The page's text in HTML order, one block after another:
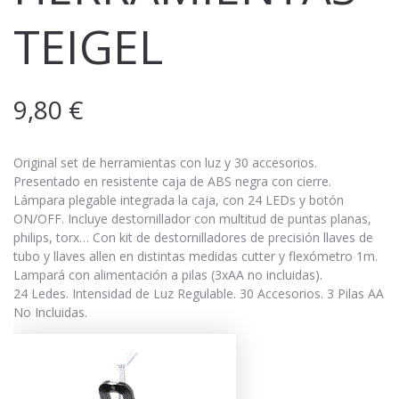
TEIGEL
9,80 €
Original set de herramientas con luz y 30 accesorios.
Presentado en resistente caja de ABS negra con cierre.
Lámpara plegable integrada la caja, con 24 LEDs y botón
ON/OFF. Incluye destornillador con multitud de puntas planas,
philips, torx… Con kit de destornilladores de precisión llaves de
tubo y llaves allen en distintas medidas cutter y flexómetro 1m.
Lampará con alimentación a pilas (3xAA no incluidas).
24 Ledes. Intensidad de Luz Regulable. 30 Accesorios. 3 Pilas AA
No Incluidas.